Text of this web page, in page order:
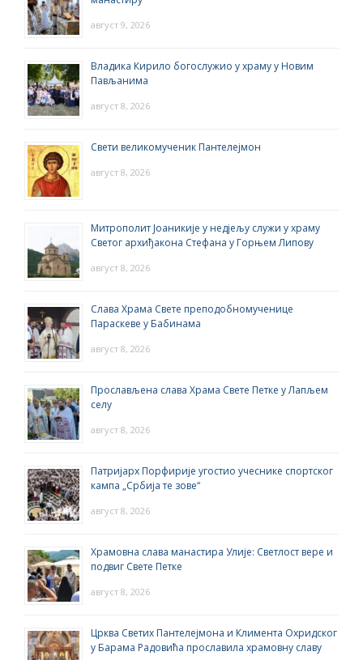
август 9, 2026
Владика Кирило богослужио у храму у Новим
Пављанима
август 8, 2026
Свети великомученик Пантелејмон
август 8, 2026
Митрополит Јоаникије у недјељу служи у храму
Светог архиђакона Стефана у Горњем Липову
август 8, 2026
Слава Храма Свете преподобномученице
Параскеве у Бабинама
август 8, 2026
Прослављена слава Храма Свете Петке у Лапљем
селу
август 8, 2026
Патријарх Порфирије угостио учеснике спортског
кампа „Србија те зове“
август 8, 2026
Храмовна слава манастира Улије: Светлост вере и
подвиг Свете Петке
август 8, 2026
Црква Светих Пантелејмона и Климента Охридског
у Барама Радовића прославила храмовну славу